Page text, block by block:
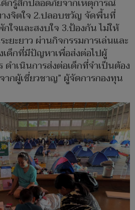
กรู้สึกปลอดภัยจากเหตุการณ์
งจิตใจ 2.ปลอบขวัญ จัดพื้นที่
ใจและสงบใจ 3.ป้องกัน ไม่ให้
ยะยาว ผ่านกิจกรรมการเล่นและ
ด็กที่มีปัญหาเพื่อส่งต่อไปผู้
ดำเนินการส่งต่อเด็กที่จำเป็นต้อง
กผู้เชี่ยวชาญ” ผู้จัดการกองทุน